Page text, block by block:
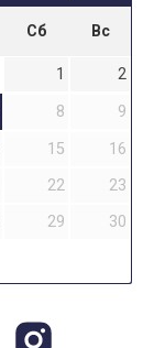
Сб Вс
1
2
8
9
15
16
22
23
29
30